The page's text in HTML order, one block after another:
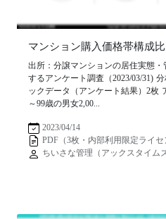
マンション購入価格帯構成比
出所：分譲マンションの居住実態
するアンケート調査（2023/03/31)
ックデータ（アンケート結果）2枚
～99歳の男女2,00...
2023/04/14
PDF（3枚・内部利用限定ライセ
ちいさな管理（アックスタイム